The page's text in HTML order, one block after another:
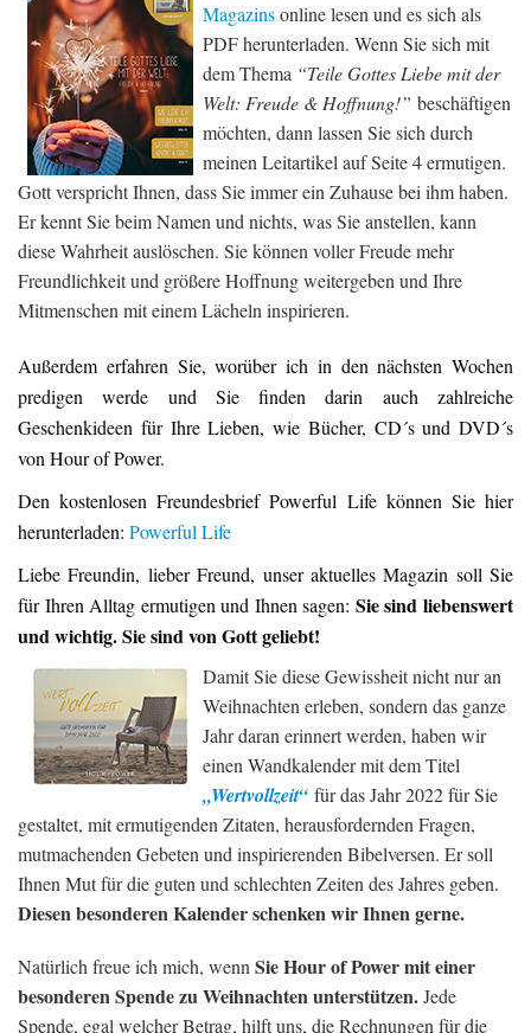
Magazinsonline lesen und es sich als
PDF herunterladen. Wenn Sie sich mit
dem Thema “Teile Gottes Liebe mit der
Welt: Freude & Hoffnung!” beschäftigen
möchten, dann lassen Sie sich durch
meinen Leitartikel auf Seite 4 ermutigen.
Gott verspricht Ihnen, dass Sie immer ein Zuhause bei ihm haben.
Er kennt Sie beim Namen und nichts, was Sie anstellen, kann
diese Wahrheit auslöschen. Sie können voller Freude mehr
Freundlichkeit und größere Hoffnung weitergeben und Ihre
Mitmenschen mit einem Lächeln inspirieren.
Außerdem erfahren Sie, worüber ich in den nächsten Wochen
predigen werde und Sie finden darin auch zahlreiche
Geschenkideen für Ihre Lieben, wie Bücher, CD´s und DVD´s
von Hour of Power.
Den kostenlosen Freundesbrief Powerful Life können Sie hier
herunterladen: Powerful Life
Liebe Freundin, lieber Freund, unser aktuelles Magazin soll Sie
für Ihren Alltag ermutigen und Ihnen sagen: Sie sind liebenswert
und wichtig. Sie sind von Gott geliebt!
Damit Sie diese Gewissheit nicht nur an
Weihnachten erleben, sondern das ganze
Jahr daran erinnert werden, haben wir
einen Wandkalender mit dem Titel
„Wertvollzeit“ für das Jahr 2022 für Sie
gestaltet, mit ermutigenden Zitaten, herausfordernden Fragen,
mutmachenden Gebeten und inspirierenden Bibelversen. Er soll
Ihnen Mut für die guten und schlechten Zeiten des Jahres geben.
Diesen besonderen Kalender schenken wir Ihnen gerne.
Natürlich freue ich mich, wennSie Hour of Power mit einer
besonderen Spende zu Weihnachten unterstützen.Jede
Spende, egal welcher Betrag, hilft uns, die Rechnungen für die